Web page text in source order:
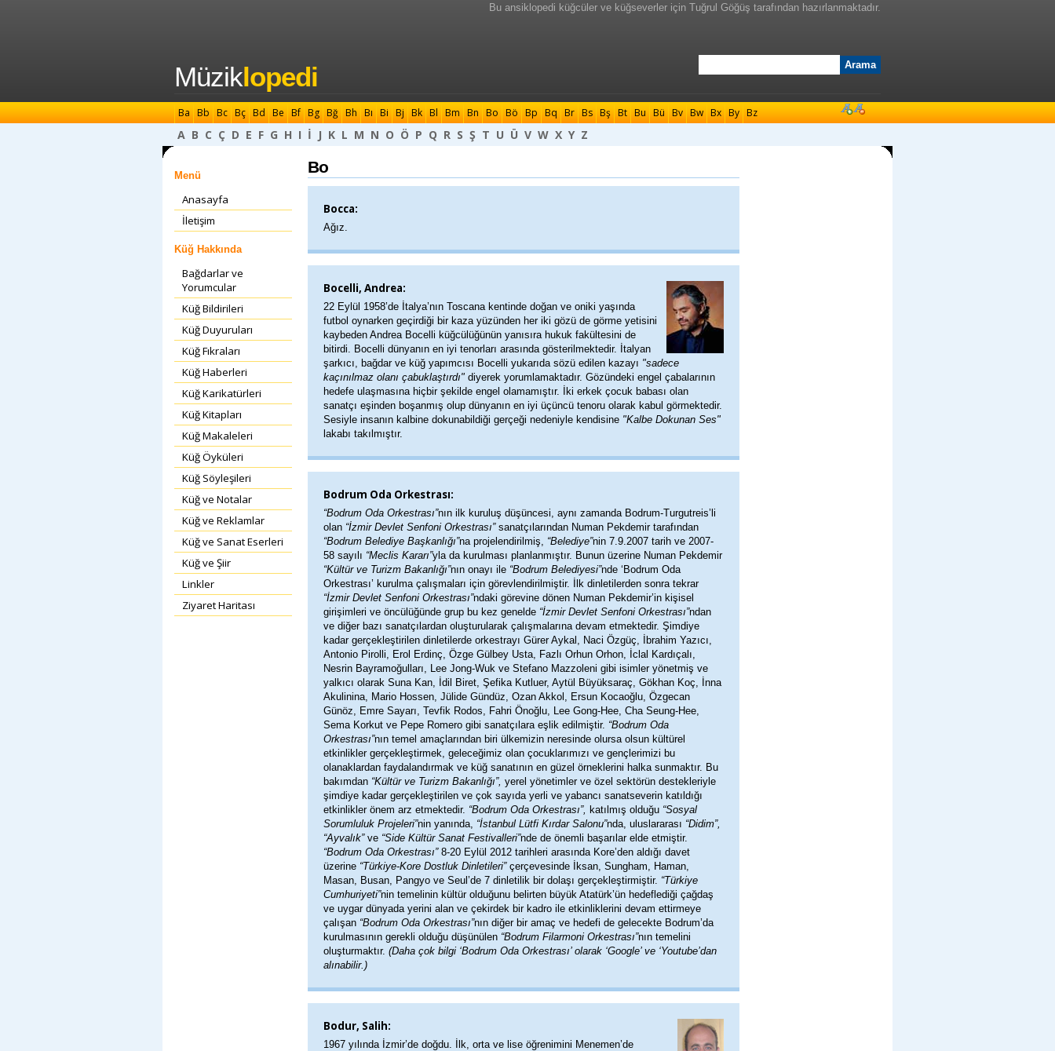
Bu ansiklopedi küğcüler ve küğseverler için Tuğrul Göğüş tarafından hazırlanmaktadır.
Müziklopedi
Ba Bb Bc Bç Bd Be Bf Bg Bğ Bh Bı Bi Bj Bk Bl Bm Bn Bo Bö Bp Bq Br Bs Bş Bt Bu Bü Bv Bw Bx By Bz
A B C Ç D E F G H I İ J K L M N O Ö P Q R S Ş T U Ü V W X Y Z
Menü
Anasayfa
İletişim
Küğ Hakkında
Bağdarlar ve
Yorumcular
Küğ Bildirileri
Küğ Duyuruları
Küğ Fıkraları
Küğ Haberleri
Küğ Karikatürleri
Küğ Kitapları
Küğ Makaleleri
Küğ Öyküleri
Küğ Söyleşileri
Küğ ve Notalar
Küğ ve Reklamlar
Küğ ve Sanat Eserleri
Küğ ve Şiir
Linkler
Ziyaret Haritası
Bo
Bocca:
Ağız.
Bocelli, Andrea:
22 Eylül 1958’de İtalya’nın Toscana kentinde doğan ve oniki yaşında
futbol oynarken geçirdiği bir kaza yüzünden her iki gözü de görme yetisini
kaybeden Andrea Bocelli küğcülüğünün yanısıra hukuk fakültesini de
bitirdi. Bocelli dünyanın en iyi tenorları arasında gösterilmektedir. İtalyan
şarkıcı, bağdar ve küğ yapımcısı Bocelli yukarıda sözü edilen kazayı "sadece
kaçınılmaz olanı çabuklaştırdı" diyerek yorumlamaktadır. Gözündeki engel çabalarının
hedefe ulaşmasına hiçbir şekilde engel olamamıştır. İki erkek çocuk babası olan
sanatçı eşinden boşanmış olup dünyanın en iyi üçüncü tenoru olarak kabul görmektedir.
Sesiyle insanın kalbine dokunabildiği gerçeği nedeniyle kendisine "Kalbe Dokunan Ses"
lakabı takılmıştır.
Bodrum Oda Orkestrası:
“Bodrum Oda Orkestrası”nın ilk kuruluş düşüncesi, aynı zamanda Bodrum-Turgutreis’li
olan “İzmir Devlet Senfoni Orkestrası”sanatçılarından Numan Pekdemir tarafından
“Bodrum Belediye Başkanlığı”na projelendirilmiş, “Belediye”nin 7.9.2007 tarih ve 2007-
58 sayılı “Meclis Kararı”yla da kurulması planlanmıştır. Bunun üzerine Numan Pekdemir
“Kültür ve Turizm Bakanlığı”nın onayı ile “Bodrum Belediyesi”nde ‘Bodrum Oda
Orkestrası’ kurulma çalışmaları için görevlendirilmiştir. İlk dinletilerden sonra tekrar
“İzmir Devlet Senfoni Orkestrası”ndaki görevine dönen Numan Pekdemir’in kişisel
girişimleri ve öncülüğünde grup bu kez genelde “İzmir Devlet Senfoni Orkestrası”ndan
ve diğer bazı sanatçılardan oluşturularak çalışmalarına devam etmektedir. Şimdiye
kadar gerçekleştirilen dinletilerde orkestrayı Gürer Aykal, Naci Özgüç, İbrahim Yazıcı,
Antonio Pirolli, Erol Erdinç, Özge Gülbey Usta, Fazlı Orhun Orhon, İclal Kardıçalı,
Nesrin Bayramoğulları, Lee Jong-Wuk ve Stefano Mazzoleni gibi isimler yönetmiş ve
yalkıcı olarak Suna Kan, İdil Biret, Şefika Kutluer, Aytül Büyüksaraç, Gökhan Koç, İnna
Akulinina, Mario Hossen, Jülide Gündüz, Ozan Akkol, Ersun Kocaoğlu, Özgecan
Günöz, Emre Sayarı, Tevfik Rodos, Fahri Önoğlu, Lee Gong-Hee, Cha Seung-Hee,
Sema Korkut ve Pepe Romero gibi sanatçılara eşlik edilmiştir. “Bodrum Oda
Orkestrası”nın temel amaçlarından biri ülkemizin neresinde olursa olsun kültürel
etkinlikler gerçekleştirmek, geleceğimiz olan çocuklarımızı ve gençlerimizi bu
olanaklardan faydalandırmak ve küğ sanatının en güzel örneklerini halka sunmaktır. Bu
bakımdan “Kültür ve Turizm Bakanlığı”, yerel yönetimler ve özel sektörün destekleriyle
şimdiye kadar gerçekleştirilen ve çok sayıda yerli ve yabancı sanatseverin katıldığı
etkinlikler önem arz etmektedir. “Bodrum Oda Orkestrası”, katılmış olduğu “Sosyal
Sorumluluk Projeleri”nin yanında, “İstanbul Lütfi Kırdar Salonu”nda, uluslararası “Didim”,
“Ayvalık”ve “Side Kültür Sanat Festivalleri”nde de önemli başarılar elde etmiştir.
“Bodrum Oda Orkestrası”8-20 Eylül 2012 tarihleri arasında Kore’den aldığı davet
üzerine “Türkiye-Kore Dostluk Dinletileri”çerçevesinde İksan, Sungham, Haman,
Masan, Busan, Pangyo ve Seul’de 7 dinletilik bir dolaşı gerçekleştirmiştir. “Türkiye
Cumhuriyeti”nin temelinin kültür olduğunu belirten büyük Atatürk’ün hedeflediği çağdaş
ve uygar dünyada yerini alan ve çekirdek bir kadro ile etkinliklerini devam ettirmeye
çalışan “Bodrum Oda Orkestrası”nın diğer bir amaç ve hedefi de gelecekte Bodrum’da
kurulmasının gerekli olduğu düşünülen “Bodrum Filarmoni Orkestrası”nın temelini
oluşturmaktır. (Daha çok bilgi ‘Bodrum Oda Orkestrası’ olarak ‘Google’ ve ‘Youtube’dan
alınabilir.)
Bodur, Salih:
1967 yılında İzmir’de doğdu. İlk, orta ve lise öğrenimini Menemen’de